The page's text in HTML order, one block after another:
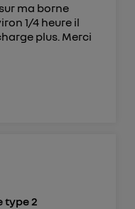
ma borne
1/4 heure il
plus. Merci
type 2